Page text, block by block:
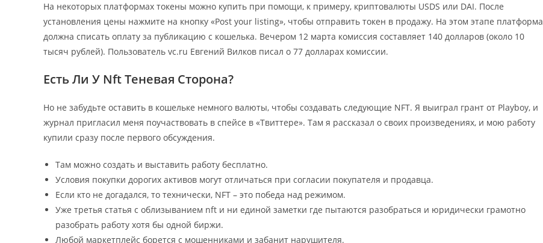
На некоторых платформах токены можно купить при помощи, к примеру, криптовалюты USDS или DAI. После
установления цены нажмите на кнопку «Post your listing», чтобы отправить токен в продажу. На этом этапе платформа
должна списать оплату за публикацию с кошелька. Вечером 12 марта комиссия составляет 140 долларов (около 10
тысяч рублей). Пользователь vc.ru Евгений Вилков писал о 77 долларах комиссии.
Есть Ли У Nft Теневая Сторона?
Но не забудьте оставить в кошельке немного валюты, чтобы создавать следующие NFT. Я выиграл грант от Playboy, и
журнал пригласил меня поучаствовать в спейсе в «Твиттере». Там я рассказал о своих произведениях, и мою работу
купили сразу после первого обсуждения.
Там можно создать и выставить работу бесплатно.
Условия покупки дорогих активов могут отличаться при согласии покупателя и продавца.
Если кто не догадался, то технически, NFT – это победа над режимом.
Уже третья статья с облизыванием nft и ни единой заметки где пытаются разобраться и юридически грамотно
разобрать работу хотя бы одной биржи.
Любой маркетплейс борется с мошенниками и забанит нарушителя.